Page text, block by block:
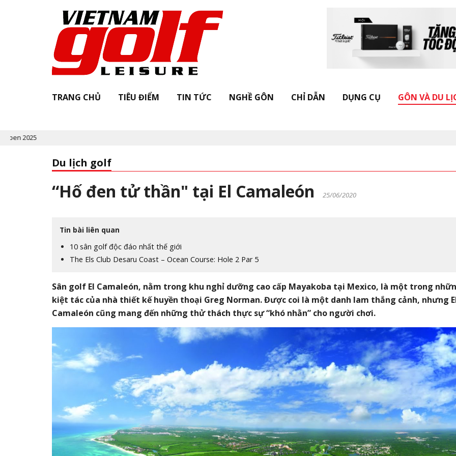
TRANG CHỦ TIÊU ĐIỂM TIN TỨC NGHỀ GÔN CHỈ DẪN DỤNG CỤ GÔN VÀ DU
Du lịch golf
“Hố đen tử thần" tại El Camaleón 25/06/2020
Tin bài liên quan
10 sân golf độc đáo nhất thế giới
The Els Club Desaru Coast – Ocean Course: Hole 2 Par 5
Sân golf El Camaleón, nằm trong khu nghỉ dưỡng cao cấp Mayakoba tại Mexico, là một trong
kiệt tác của nhà thiết kế huyền thoại Greg Norman. Được coi là một danh lam thắng cảnh, nhưng
Camaleón cũng mang đến những thử thách thực sự “khó nhằn” cho người chơi.